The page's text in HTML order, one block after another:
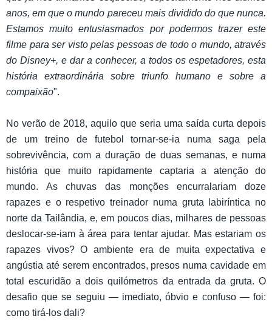
anos, em que o mundo pareceu mais dividido do que nunca.
Estamos muito entusiasmados por podermos trazer este
filme para ser visto pelas pessoas de todo o mundo, através
do Disney+, e dar a conhecer, a todos os espetadores, esta
história extraordinária sobre triunfo humano e sobre a
compaixão".
No verão de 2018, aquilo que seria uma saída curta depois
de um treino de futebol tornar-se-ia numa saga pela
sobrevivência, com a duração de duas semanas, e numa
história que muito rapidamente captaria a atenção do
mundo. As chuvas das monções encurralariam doze
rapazes e o respetivo treinador numa gruta labiríntica no
norte da Tailândia, e, em poucos dias, milhares de pessoas
deslocar-se-iam à área para tentar ajudar. Mas estariam os
rapazes vivos? O ambiente era de muita expectativa e
angústia até serem encontrados, presos numa cavidade em
total escuridão a dois quilómetros da entrada da gruta. O
desafio que se seguiu — imediato, óbvio e confuso — foi:
como tirá-los dali?